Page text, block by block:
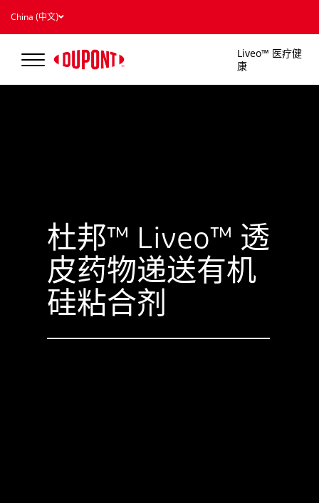
China (中文)
Liveo™ 医疗健
康
杜邦™ Liveo™ 透
皮药物递送有机
硅粘合剂